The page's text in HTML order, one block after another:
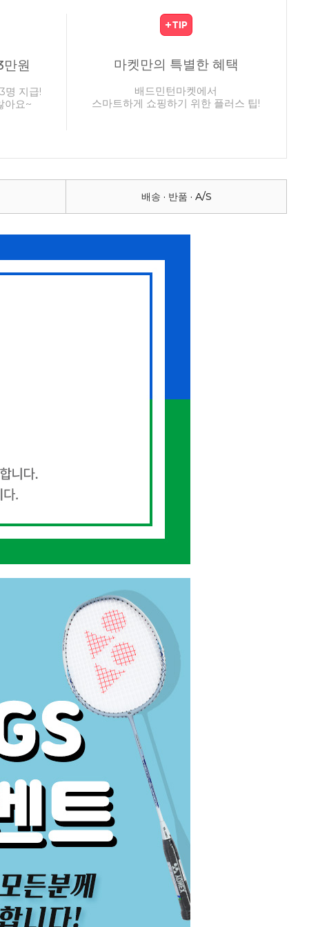
원
명 지급!
아요~
마켓만의 특별한 혜택
배드민턴마켓에서
스마트하게 쇼핑하기 위한 플러스 팁!
배송 · 반품 · A/S